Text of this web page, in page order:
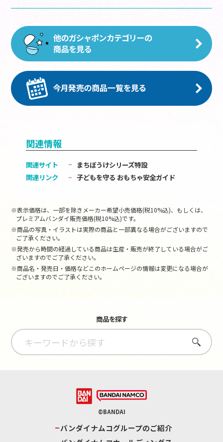
関連情報
関連サイト
まちぼうけシリーズ特設
関連リンク
子どもを守る おもちゃ安全ガイド
※表示価格は、一部を除きメーカー希望小売価格(税10%込)、もしくは、
プレミアムバンダイ販売価格(税10%込)です。
※商品の写真・イラストは実際の商品と一部異なる場合がございますので
ご了承ください。
※発売から時間の経過している商品は生産・販売が終了している場合がご
ざいますのでご了承ください。
※商品名・発売日・価格などこのホームページの情報は変更になる場合が
ございますのでご了承ください。
商品を探す
さがす
©BANDAI
バンダイナムコグループのご紹介